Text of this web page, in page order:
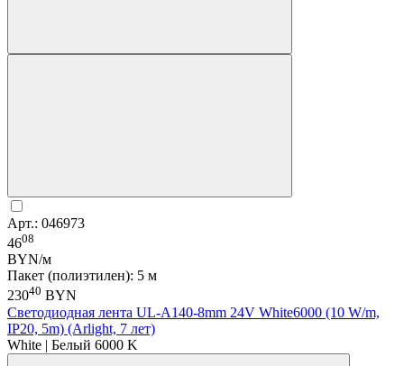
Арт.: 046973
4608
BYN/м
Пакет (полиэтилен): 5 м
23040 BYN
Светодиодная лента UL-A140-8mm 24V White6000 (10 W/m,
IP20, 5m) (Arlight, 7 лет)
White | Белый 6000 K